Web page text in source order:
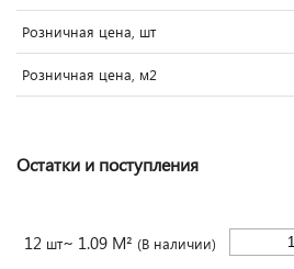
Розничная цена, шт
Розничная цена, м2
Остатки и поступления
12 шт~ 1.09 М² (В наличии)